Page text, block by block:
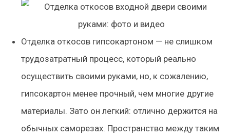
Отделка откосов гипсокартоном — не слишком
трудозатратный процесс, который реально
осуществить своими руками, но, к сожалению,
гипсокартон менее прочный, чем многие другие
материалы. Зато он легкий: отлично держится на
обычных саморезах. Пространство между таким